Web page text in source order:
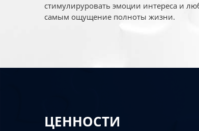
стимулируровать эмоции интереса и
самым ощущение полноты жизни.
ЦЕННОСТИ